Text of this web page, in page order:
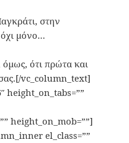
στην
μόνο…
ότι πρώτα και
vc_column_text]
height_on_tabs=””
height_on_mob=””]
el_class=””